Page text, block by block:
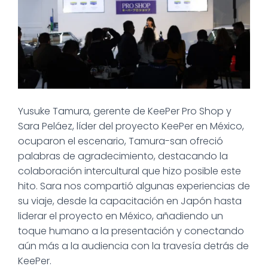
Yusuke Tamura, gerente de KeePer Pro Shop y
Sara Peláez, líder del proyecto KeePer en México,
ocuparon el escenario, Tamura-san ofreció
palabras de agradecimiento, destacando la
colaboración intercultural que hizo posible este
hito. Sara nos compartió algunas experiencias de
su viaje, desde la capacitación en Japón hasta
liderar el proyecto en México, añadiendo un
toque humano a la presentación y conectando
aún más a la audiencia con la travesía detrás de
KeePer.